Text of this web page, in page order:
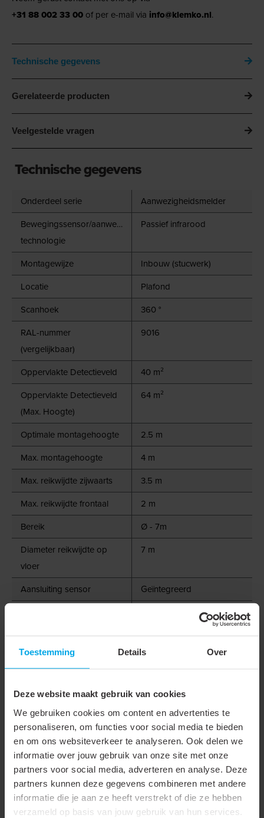
Toestemming Details Over
Deze website maakt gebruik van cookies
We gebruiken cookies om content en advertenties te
personaliseren, om functies voor social media te bieden
en om ons websiteverkeer te analyseren. Ook delen we
informatie over jouw gebruik van onze site met onze
partners voor social media, adverteren en analyse. Deze
partners kunnen deze gegevens combineren met andere
informatie die je aan ze heeft verstrekt of die ze hebben
verzameld op basis van jouw gebruik van hun services.
+31 88 002 33 00 of per e-mail via info@klemko.nl.
Technische gegevens
Gerelateerde producten
Veelgestelde vragen
Technische gegevens
Onderdeel serie
Aanwezigheidsmelder
Bewegingssensor/aanwezigheidsdetector
technologie
Passief infrarood
Montagewijze
Inbouw (stucwerk)
Locatie
Plafond
Scanhoek
360 °
RAL-nummer
(vergelijkbaar)
9016
Oppervlakte Detectieveld
40 m²
Oppervlakte Detectieveld
(Max. Hoogte)
64 m²
Optimale montagehoogte
2.5 m
Max. montagehoogte
4 m
Max. reikwijdte zijwaarts
3.5 m
Max. reikwijdte frontaal
2 m
Bereik
Ø - 7m
Diameter reikwijdte op
vloer
7 m
Aansluiting sensor
Geïntegreerd
Ohmse belasting in Watt
2000 W
Max. aantal
25
Beschermingsgraad (IP)
IP20
Aanspreekhelderheid
10 - 2000 lx
Min. nalooptijd
30 s
Max. nalooptijd
30 min
Bediening op afstand
Met afstandsbediening